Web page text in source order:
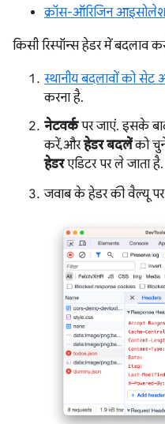
क्रॉस-ऑरिजिन
किसी रिस्पॉन्स हेडर में बदलाव
स्थानीय बदलावों को सेट
करना है.
नेटवर्कपर जाएं. इसके
करें, औरहेडर बदलेंको
हेडरएडिटर पर ले जाता है.
जवाब के हेडर की वैल्यू